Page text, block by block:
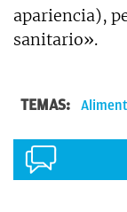
apariencia),
sanitario».
TEMAS: